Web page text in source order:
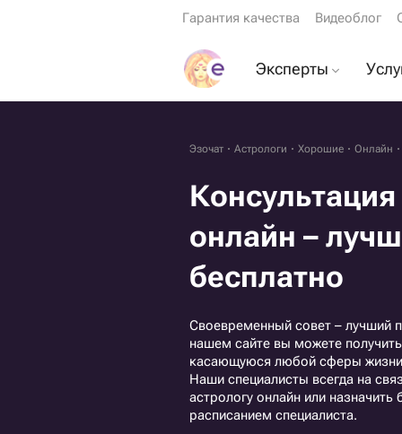
Гарантия качества Видеоблог
Эксперты
Ясновидящие
Гадалки
Тарологи
Психологи
Эзочат Астрологи Хорошие Онлайн
онлайн –
бесплатно
Своевременный совет – лучший
нашем сайте вы можете
касающуюся любой сферы жизни
Наши специалисты всегда на
астрологу онлайн или назначить
расписанием специалиста.